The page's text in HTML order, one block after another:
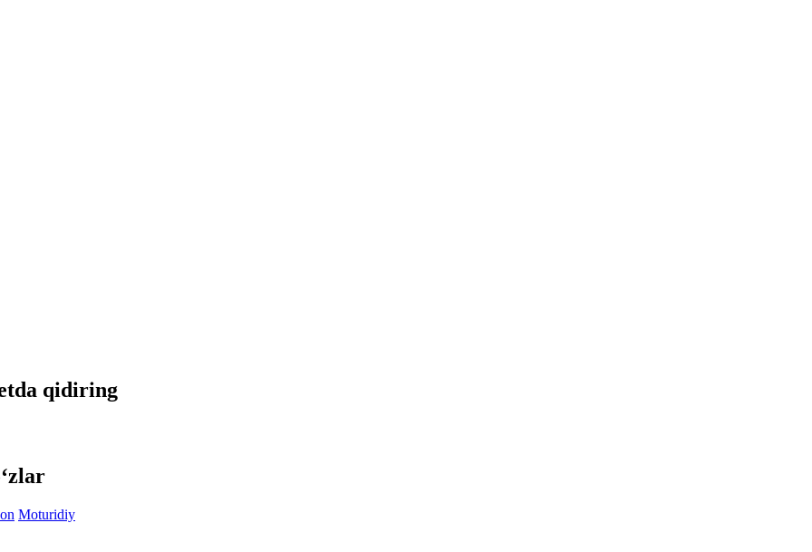
qidiring
Moturidiy